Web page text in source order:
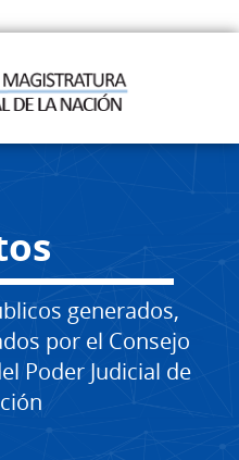
generados,
por el Consejo
Poder Judicial de